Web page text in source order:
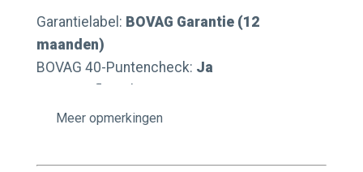
Garantielabel: BOVAG Garantie (12
maanden)
BOVAG 40-Puntencheck: Ja
opmerkingen